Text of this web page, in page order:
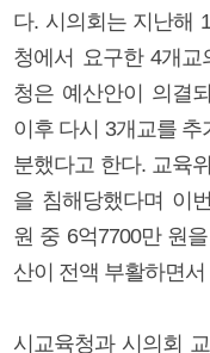
다. 시의회는 지난해
청에서 요구한 4개
청은 예산안이 의결
이후 다시 3개교를
분했다고 한다. 교육
을 침해당했다며 이
원 중 6억7700만 원
산이 전액 부활하면
시교육청과 시의회